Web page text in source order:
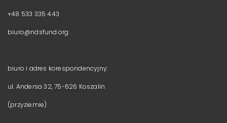
+48 533 335 443
biuro@ndsfund.org
biuro i adres korespondencyjny:
ul. Andersa 32, 75-626 Koszalin
(przyziemie)